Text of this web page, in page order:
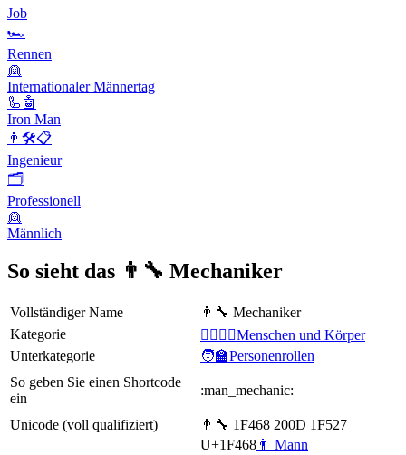
Job
🏎
Rennen
👱
Internationaler Männertag
🦾🤖
Iron Man
👨🛠📋
Ingenieur
🗂
Professionell
👱
Männlich
So sieht das 👨‍🔧 Mechaniker
Vollständiger Name
👨‍🔧 Mechaniker
Kategorie
👩‍❤️‍💋‍👨Menschen und Körper
Unterkategorie
🧑‍🏫Personenrollen
So geben Sie einen Shortcode
ein
:man_mechanic:
Unicode (voll qualifiziert)
👨‍🔧 1F468 200D 1F527
U+1F468 👨 Mann